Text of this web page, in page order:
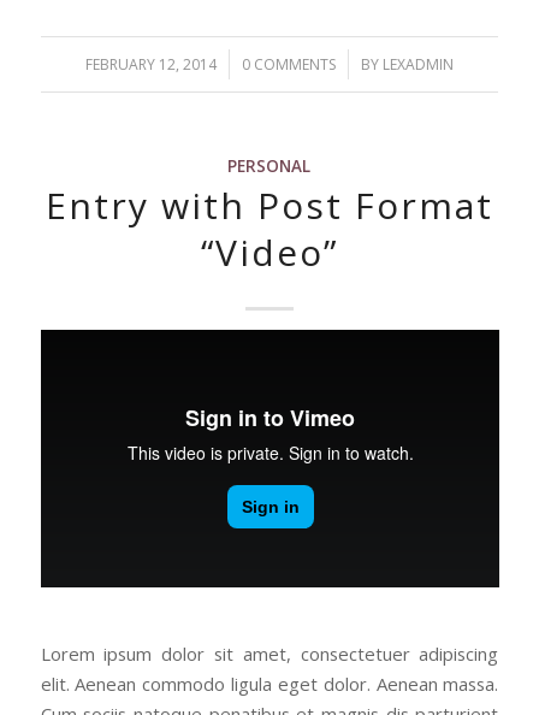
FEBRUARY 12, 2014
/ 0 COMMENTS
/ BY LEXADMIN
PERSONAL
Entry with Post Format
“Video”
Lorem ipsum dolor sit amet, consectetuer adipiscing
elit. Aenean commodo ligula eget dolor. Aenean massa.